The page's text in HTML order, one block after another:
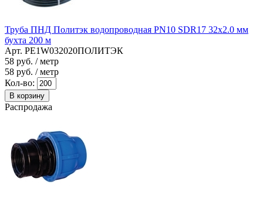
Труба ПНД Политэк водопроводная PN10 SDR17 32х2.0 мм
бухта 200 м
Арт. PE1W032020ПОЛИТЭК
58 руб. / метр
58 руб. / метр
Кол-во:
В корзину
Распродажа